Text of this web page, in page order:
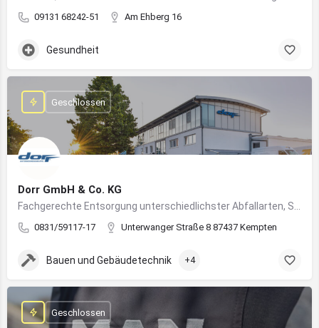
09131 68242-51 Am Ehberg 16
Gesundheit
Dorr GmbH & Co. KG
0831/59117-17 Unterwanger Straße 8 87437 Kempten
Geschlossen
Bauen und Gebäudetechnik +4
Geschlossen